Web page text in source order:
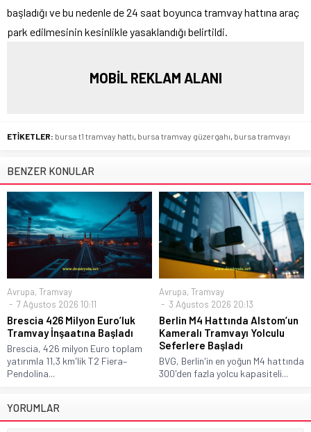
başladığı ve bu nedenle de 24 saat boyunca tramvay hattına araç
park edilmesinin kesinlikle yasaklandığı belirtildi.
MOBİL REKLAM ALANI
ETİKETLER: bursa t1 tramvay hattı bursa tramvay güzergahı bursa tramvayı
BENZER KONULAR
Avrupa, Tramvay
7 Ağustos 2026 10:11
Brescia 426 Milyon Euro’luk
Tramvay İnşaatına Başladı
Brescia, 426 milyon Euro toplam
yatırımla 11,3 km'lik T2 Fiera–
Pendolina...
Avrupa, Tramvay
3 Ağustos 2026 20:13
Berlin M4 Hattında Alstom’un
Kameralı Tramvayı Yolculu
Seferlere Başladı
BVG, Berlin'in en yoğun M4 hattında
300'den fazla yolcu kapasiteli...
YORUMLAR